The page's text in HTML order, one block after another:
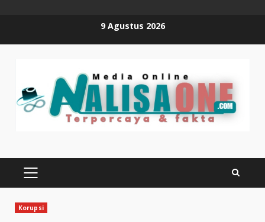
9 Agustus 2026
PRIMARY
Korupsi